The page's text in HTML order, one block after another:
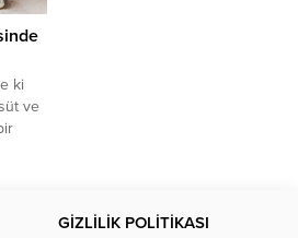
ki
ve
GİZLİLİK POLİTİKASI